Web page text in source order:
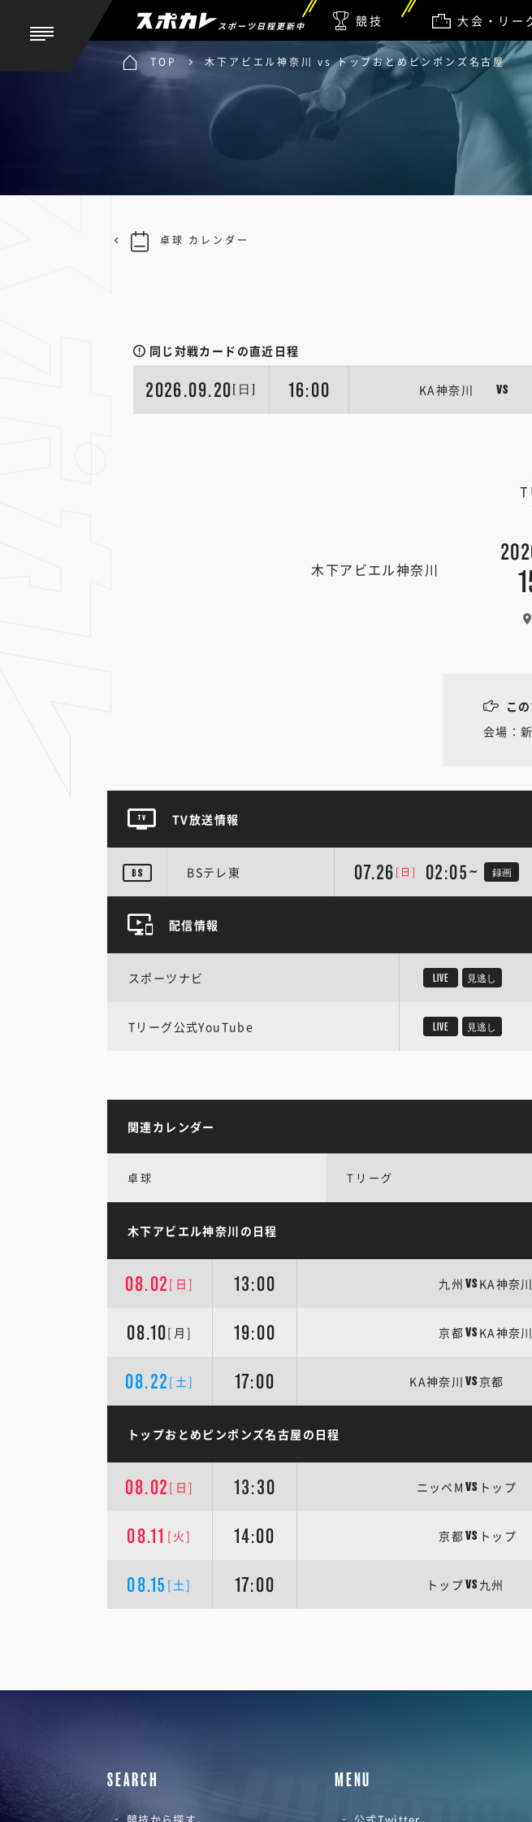
スポーツ日程更新中 競技 大会・リー
TOP 木下アビエル神奈川 vs トップおとめピンポンズ名古屋
同じ対戦カードの直近日程
2026.09.20 [日] 16:00 KA神奈川 VS
T
木下アビエル神奈川
卓球 カレンダー
こ
会場：
TV放送情報
BSテレ東 07.26 [日] 02:05~ 録画
配信情報
スポーツナビ LIVE 見逃し
Tリーグ公式YouTube LIVE 見逃し
関連カレンダー
卓球 Tリーグ
木下アビエル神奈川の日程
08.02 [日] 13:00 九州 VS KA神奈川
08.10[月] 19:00 京都VS KA神奈川
08.22 [土] 17:00 KA神奈川 VS 京都
トップおとめピンポンズ名古屋の日程
08.02 [日] 13:30 ニッペM VS トップ
08.11 [火] 14:00 京都VS トップ
08.15 [土] 17:00 トップVS 九州
SEARCH MENU